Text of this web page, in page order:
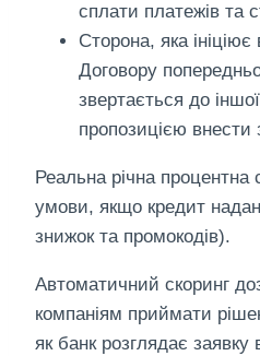
сплати платежів та
Сторона, яка
Договору
звертається до
пропозицією внести
Реальна річна процентна
умови, якщо кредит
знижок та промокодів).
Автоматичний скоринг
компаніям приймати
як банк розглядає заявку